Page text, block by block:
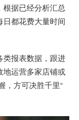
据已经分析汇总
都花费大量时间
类报表数据，跟进
地运营多家店铺或
，方可决胜千里“